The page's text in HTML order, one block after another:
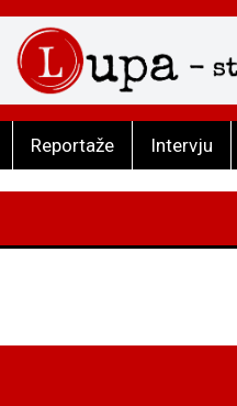
Reportaže Intervju